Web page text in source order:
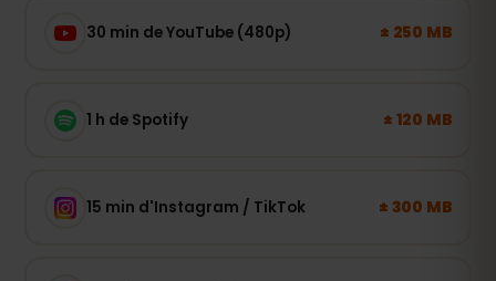
30 min de YouTube (480p) ± 250 MB
1 h de Spotify ± 120 MB
15 min d'Instagram / TikTok ± 300 MB